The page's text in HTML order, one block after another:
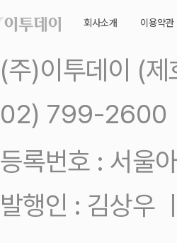
회사소개 이용약관
(주)이투데이 (
02) 799-2600
등록번호 : 서울
발행인 : 김상우